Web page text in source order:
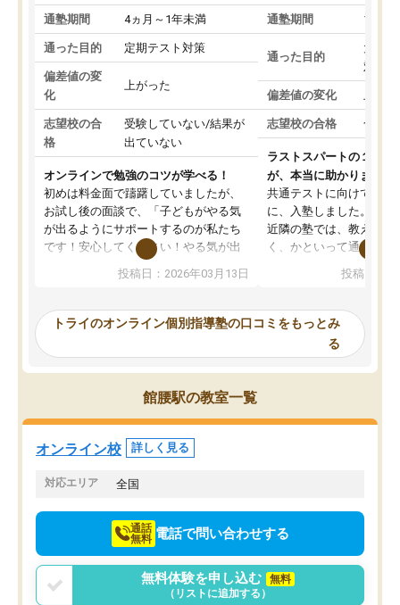
通塾期間 4ヵ月～1年未満
通った目的 定期テスト対策
偏差値の変
化
上がった
志望校の合
格
受験していない/結果が
出ていない
オンラインで勉強のコツが学べる！
初めは料金面で躊躇していましたが、
お試し後の面談で、「子どもがやる気
が出るようにサポートするのが私たち
です！安心してください！やる気が出
ないのは私たち講師の責任です」と言
ってくださり、確かに！と考えて、思
ったんですが、学生の先生から学ぶこ
み、徐々に成績が上がったらいいなと
思っていました。何が今足りないのか
を的確に指導いただき、子どももびっ
くりするほど楽しんでやる気を持って
塾を受けています。狙い通り、少しず
つ成績も上がり、苦手意識も無くなっ
てきたので、さらに苦手な数学も追加
でお願いしました。来年の高校受験に
投稿日：2026年03月13日
通塾期間 1～3
通った目的
大学
対策
偏差値の変化
志望校の合格 合格
ラストスパートの１か月
が、本当に助かりました
共通テストに向けての追
に、入塾しました。田舎
近隣の塾では、教えても
く、かといって通うには
可能なので本当に助か
らないところをピンポイ
頂いて、とてもわかり
していました。一生を
スト、多少お金がかかっ
投稿日：
トライのオンライン個別指導塾の口コミをもっとみ
る
館腰駅の教室一覧
オンライン校 詳しく見る
対応エリア 全国
通話
無料 電話で問い合わせする
無料体験を申し込む
無料
（リストに追加する）